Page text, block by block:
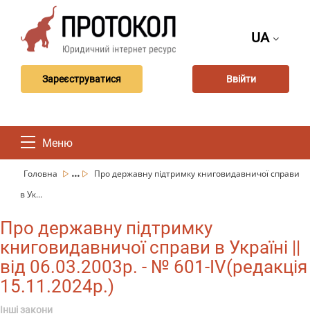
UA
Зареєструватися Ввійти
Меню
Головна ...
Про державну підтримку книговидавничої справи
в Ук...
Про державну підтримку
книговидавничої справи в Україні ||
від 06.03.2003р. - № 601-IV(редакція
15.11.2024р.)
Інші закони